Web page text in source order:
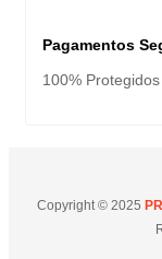
Pagamentos
100%
Copyright © 2025